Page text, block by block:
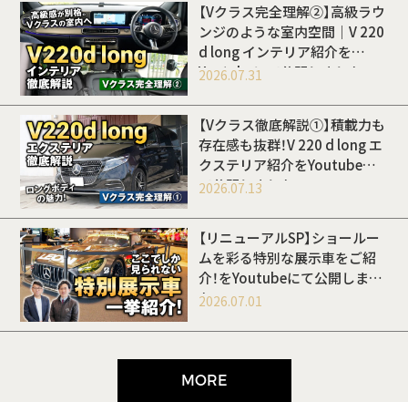
【Vクラス完全理解②】高級ラウ
ンジのような室内空間｜V 220
d long インテリア紹介を
Youtubeにて公開しました
2026.07.31
【Vクラス徹底解説①】積載力も
存在感も抜群！V 220 d long エ
クステリア紹介をYoutubeに
て公開しました
2026.07.13
【リニューアルSP】ショールー
ムを彩る特別な展示車をご紹
介！をYoutubeにて公開しまし
た
2026.07.01
MORE